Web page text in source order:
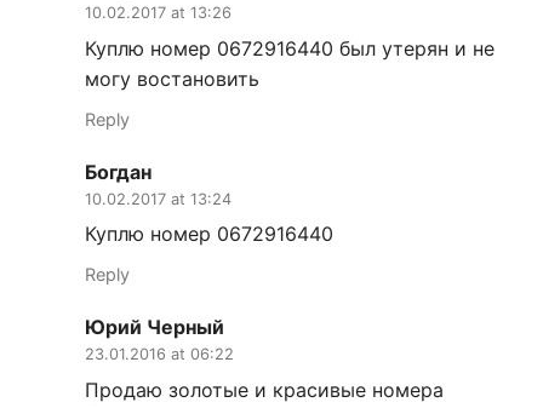
10.02.2017 at 13:26
Куплю номер 0672916440 был утерян и не
могу востановить
Reply
Богдан
10.02.2017 at 13:24
Куплю номер 0672916440
Reply
Юрий Черный
23.01.2016 at 06:22
Продаю золотые и красивые номера